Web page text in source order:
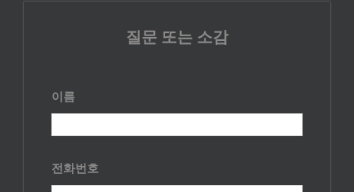
질문 또는 소감
이름
전화번호